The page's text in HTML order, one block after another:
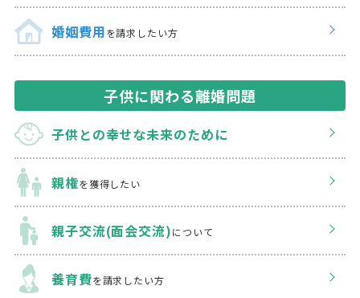
婚姻費用を請求したい方
子供に関わる離婚問題
子供との幸せな未来のために
親権を獲得したい
親子交流(面会交流)について
養育費を請求したい方